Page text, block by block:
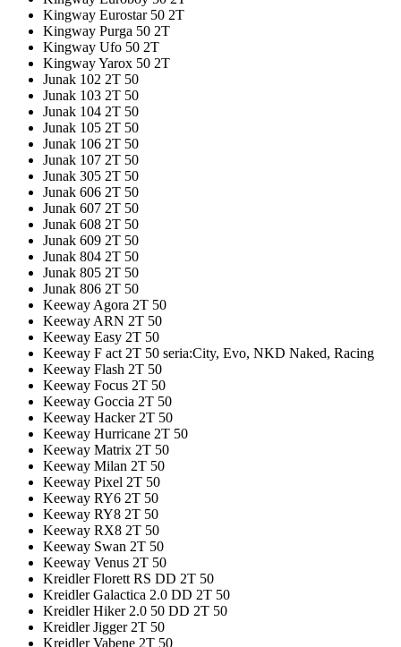
Kingway Eurostar 50 2T
Kingway Purga 50 2T
Kingway Ufo 50 2T
Kingway Yarox 50 2T
Junak 102 2T 50
Junak 103 2T 50
Junak 104 2T 50
Junak 105 2T 50
Junak 106 2T 50
Junak 107 2T 50
Junak 305 2T 50
Junak 606 2T 50
Junak 607 2T 50
Junak 608 2T 50
Junak 609 2T 50
Junak 804 2T 50
Junak 805 2T 50
Junak 806 2T 50
Keeway Agora 2T 50
Keeway ARN 2T 50
Keeway Easy 2T 50
Keeway F act 2T 50 seria:City, Evo, NKD Naked, Racing
Keeway Flash 2T 50
Keeway Focus 2T 50
Keeway Goccia 2T 50
Keeway Hacker 2T 50
Keeway Hurricane 2T 50
Keeway Matrix 2T 50
Keeway Milan 2T 50
Keeway Pixel 2T 50
Keeway RY6 2T 50
Keeway RY8 2T 50
Keeway RX8 2T 50
Keeway Swan 2T 50
Keeway Venus 2T 50
Kreidler Florett RS DD 2T 50
Kreidler Galactica 2.0 DD 2T 50
Kreidler Hiker 2.0 50 DD 2T 50
Kreidler Jigger 2T 50
Kreidler Vabene 2T 50